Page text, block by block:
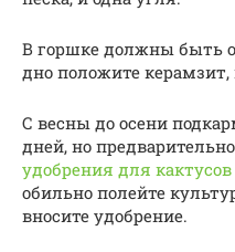
В горшке должны быть
дно положите керамзит,
С весны до осени
дней, но
удобрения для
обильно полейте
вносите удобрение.